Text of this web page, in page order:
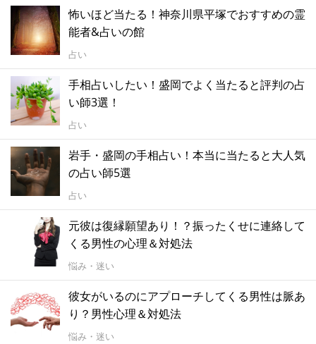
怖いほど当たる！神奈川県平塚でおすすめの霊
能者&占いの館
占い
手相占いしたい！盛岡でよく当たると評判の占
い師3選！
占い
岩手・盛岡の手相占い！本当に当たると大人気
の占い師5選
占い
元彼は復縁願望あり！？振ったくせに連絡して
くる男性の心理＆対処法
悩み・迷い
彼女がいるのにアプローチしてくる男性は脈あ
り？男性心理＆対処法
悩み・迷い